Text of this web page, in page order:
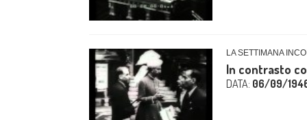
LA SETTIMANA
In contrasto
DATA: 06/09/